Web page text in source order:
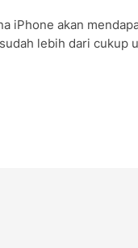
iPhone akan
lebih dari cukup